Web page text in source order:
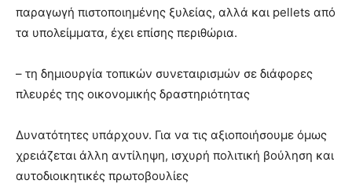
παραγωγή πιστοποιημένης ξυλείας, αλλά και pellets από
τα υπολείμματα, έχει επίσης περιθώρια.
– τη δημιουργία τοπικών συνεταιρισμών σε διάφορες
πλευρές της οικονομικής δραστηριότητας
Δυνατότητες υπάρχουν. Για να τις αξιοποιήσουμε όμως
χρειάζεται άλλη αντίληψη, ισχυρή πολιτική βούληση και
αυτοδιοικητικές πρωτοβουλίες